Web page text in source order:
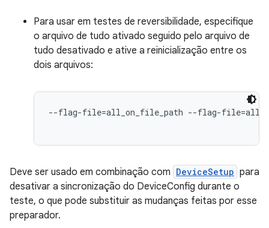
Para usar em testes de reversibilidade, especifique
o arquivo de tudo ativado seguido pelo arquivo de
tudo desativado e ative a reinicialização entre os
dois arquivos:
--flag-file=all_on_file_path --flag-
Deve ser usado em combinação com DeviceSetup para
desativar a sincronização do DeviceConfig durante o
teste, o que pode substituir as mudanças feitas por esse
preparador.